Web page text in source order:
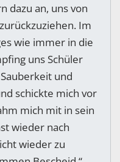
dazu an, uns von
Im
wie immer in die
uns Schüler
und
schickte mich vor
mich mit in sein
wieder nach
wieder zu